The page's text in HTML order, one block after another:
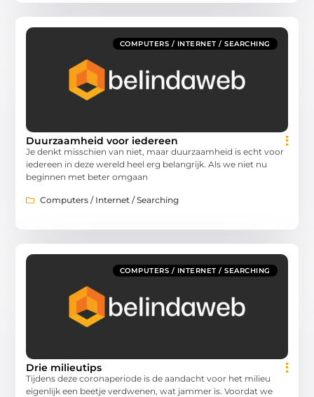
COMPUTERS / INTERNET / SEARCHING
Duurzaamheid voor iedereen
Je denkt misschien van niet, maar duurzaamheid is echt voor
iedereen in deze wereld heel erg belangrijk. Als we niet nu
beginnen met beter omgaan
Computers / Internet / Searching
COMPUTERS / INTERNET / SEARCHING
Drie milieutips
Tijdens deze coronaperiode is de aandacht voor het milieu
eigenlijk een beetje verdwenen, wat jammer is. Voordat we